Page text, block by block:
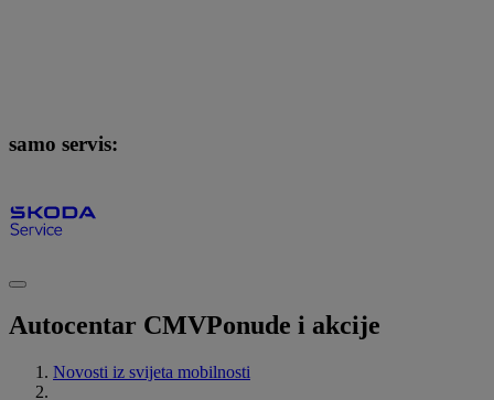
samo servis:
Autocentar CMVPonude i akcije
Novosti iz svijeta mobilnosti